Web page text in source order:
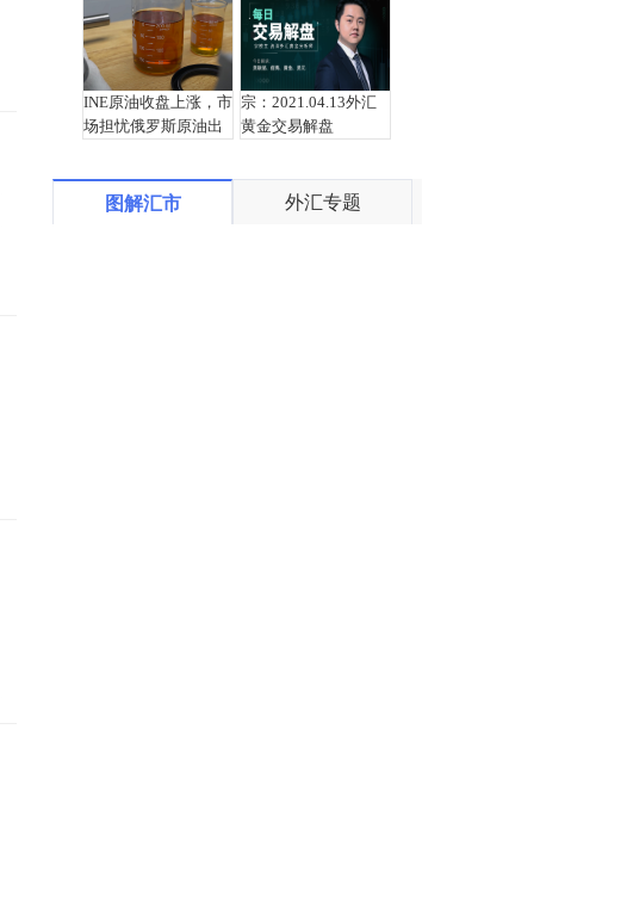
INE原油收盘上涨，市
场担忧俄罗斯原油出
宗：2021.04.13外汇
黄金交易解盘
图解汇市 外汇专题